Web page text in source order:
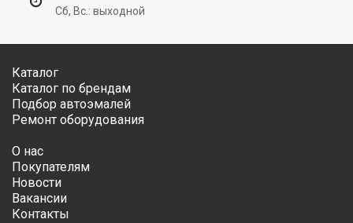
Сб, Вс.: выходной
Каталог
Каталог по брендам
Подбор автоэмалей
Ремонт оборудования
О нас
Покупателям
Новости
Вакансии
Контакты